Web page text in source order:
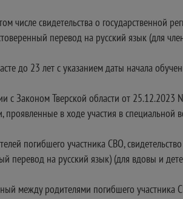
свидетельства о государственной
перевод на русский язык (для
до 23 лет с указанием даты начала
с Законом Тверской области от
проявленные в ходе участия в специальной
погибшего участника СВО,
перевод на русский язык) (для вдовы и
между родителями погибшего участника